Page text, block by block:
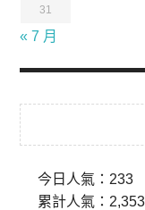
31
« 7 月
今日人氣： 233
累計人氣：